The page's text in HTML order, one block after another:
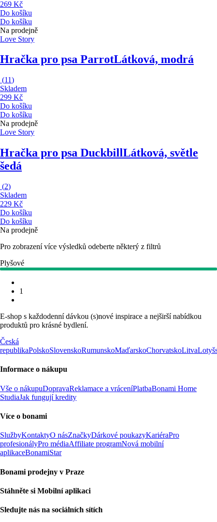
269 Kč
Do košíku
Do košíku
Na prodejně
Love Story
Hračka pro psa ParrotLátková, modrá
(11)
Skladem
299 Kč
Do košíku
Do košíku
Na prodejně
Love Story
Hračka pro psa DuckbillLátková, světle
šedá
(2)
Skladem
229 Kč
Do košíku
Do košíku
Na prodejně
Pro zobrazení více výsledků odeberte některý z filtrů
Plyšové
1
E-shop s každodenní dávkou (s)nové inspirace a nejširší nabídkou
produktů pro krásné bydlení.
Česká
republikaPolskoSlovenskoRumunskoMaďarskoChorvatskoLitva
Informace o nákupu
Vše o nákupuDopravaReklamace a vráceníPlatbaBonami Home
StudiaJak fungují kredity
Více o bonami
SlužbyKontaktyO násZnačkyDárkové poukazyKariéraPro
profesionályPro médiaAffiliate programNová mobilní
aplikaceBonamiStar
Bonami prodejny v Praze
Stáhněte si Mobilní aplikaci
Sledujte nás na sociálních sítích